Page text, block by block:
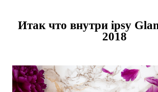
Итак что внутри ipsy
2018